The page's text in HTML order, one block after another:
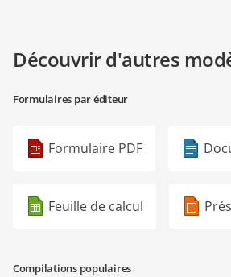
Découvrir d'autres
Formulaires par éditeur
Formulaire PDF
Feuille de calcul
Compilations populaires